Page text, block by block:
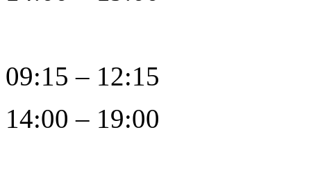
09:15 – 12:15
14:00 – 19:00